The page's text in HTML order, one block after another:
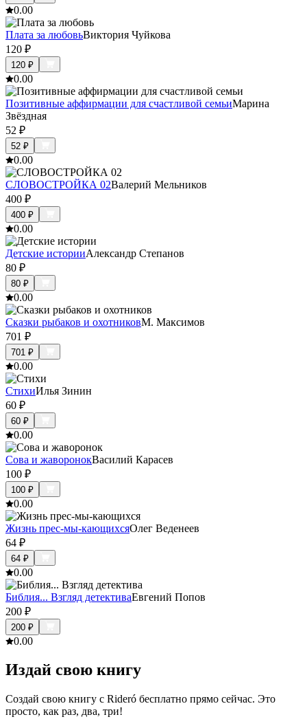
0.00
Плата за любовьВиктория Чуйкова
120 ₽
120 ₽
0.00
Позитивные аффирмации для счастливой семьиМарина
Звёздная
52 ₽
52 ₽
0.00
СЛОВОСТРОЙКА 02Валерий Мельников
400 ₽
400 ₽
0.00
Детские историиАлександр Степанов
80 ₽
80 ₽
0.00
Сказки рыбаков и охотниковМ. Максимов
701 ₽
701 ₽
0.00
СтихиИлья Зинин
60 ₽
60 ₽
0.00
Сова и жаворонокВасилий Карасев
100 ₽
100 ₽
0.00
Жизнь прес-мы-кающихсяОлег Веденеев
64 ₽
64 ₽
0.00
Библия... Взгляд детективаЕвгений Попов
200 ₽
200 ₽
0.00
Издай свою книгу
Создай свою книгу с Rideró бесплатно прямо сейчас. Это
просто, как раз, два, три!